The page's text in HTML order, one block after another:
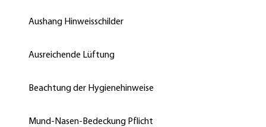
Aushang Hinweisschilder
Ausreichende Lüftung
Beachtung der Hygienehinweise
Mund-Nasen-Bedeckung Pflicht